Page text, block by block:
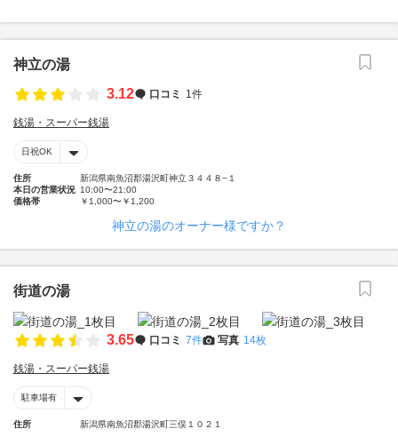
神立の湯
3.12
口コミ 1件
銭湯・スーパー銭湯
日祝OK
住所
新潟県南魚沼郡湯沢町神立３４４８−１
本日の営業状況 10:00〜21:00
価格帯
￥1,000〜￥1,200
神立の湯のオーナー様ですか？
街道の湯
3.65 口コミ 7件 写真 14枚
銭湯・スーパー銭湯
駐車場有
住所 新潟県南魚沼郡湯沢町三俣１０２１